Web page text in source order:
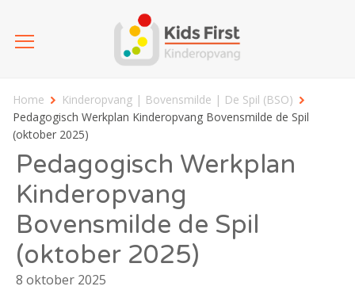
Home
Kinderopvang | Bovensmilde | De Spil (BSO)
Pedagogisch Werkplan Kinderopvang Bovensmilde de Spil
(oktober 2025)
Pedagogisch Werkplan
Kinderopvang
Bovensmilde de Spil
(oktober 2025)
8 oktober 2025